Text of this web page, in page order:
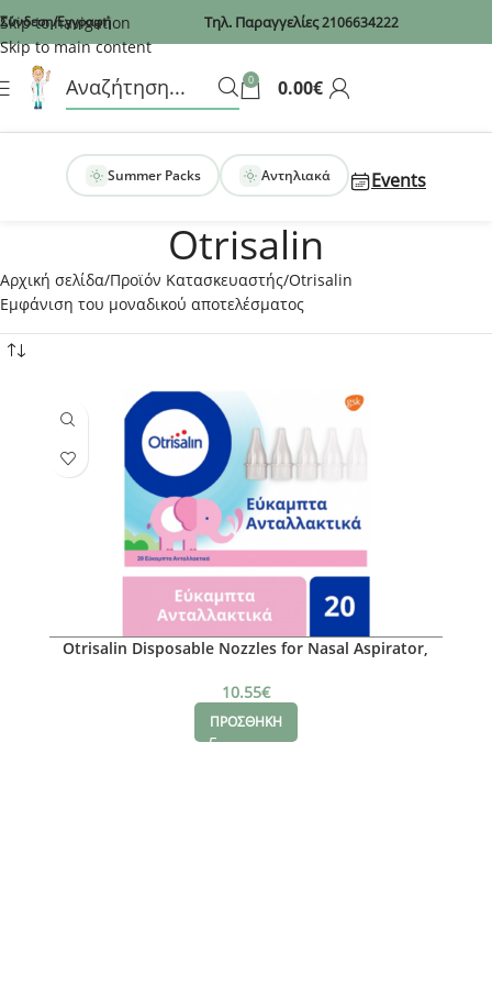
Recaptcha
Skip to navigation
Skip to main content
Σύνδεση/Εγγραφή Τηλ. Παραγγελίες2106634222
0 0.00€
Summer Packs Αντηλιακά Events
Otrisalin
Αρχική σελίδα Προϊόν Κατασκευαστής Otrisalin
Εμφάνιση του μοναδικού αποτελέσματος
Otrisalin Disposable Nozzles for Nasal Aspirator,
10.55€
ΠΡΟΣΘΗΚΗ